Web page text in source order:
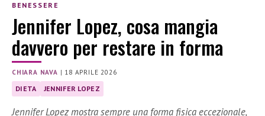
BENESSERE
Jennifer Lopez, cosa mangia
davvero per restare in forma
CHIARA NAVA | 18 APRILE 2026
DIETA JENNIFER LOPEZ
Jennifer Lopez mostra sempre una forma fisica eccezionale,